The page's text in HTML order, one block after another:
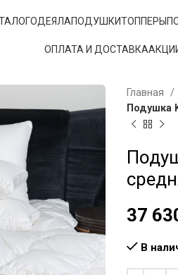
ОДЕЯЛАПОДУШКИТОППЕРЫ
ОПЛАТА И ДОСТАВКА
Главная
Подушка
37
В